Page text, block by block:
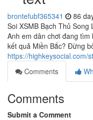
brontefubf365341 86
Soi XSMB Bạch Thủ Song
Anh em dân chơi đang
kết quả Miền Bắc? Đừng
https://highkeysocial.com/
Comments
Comments
Submit a Comment